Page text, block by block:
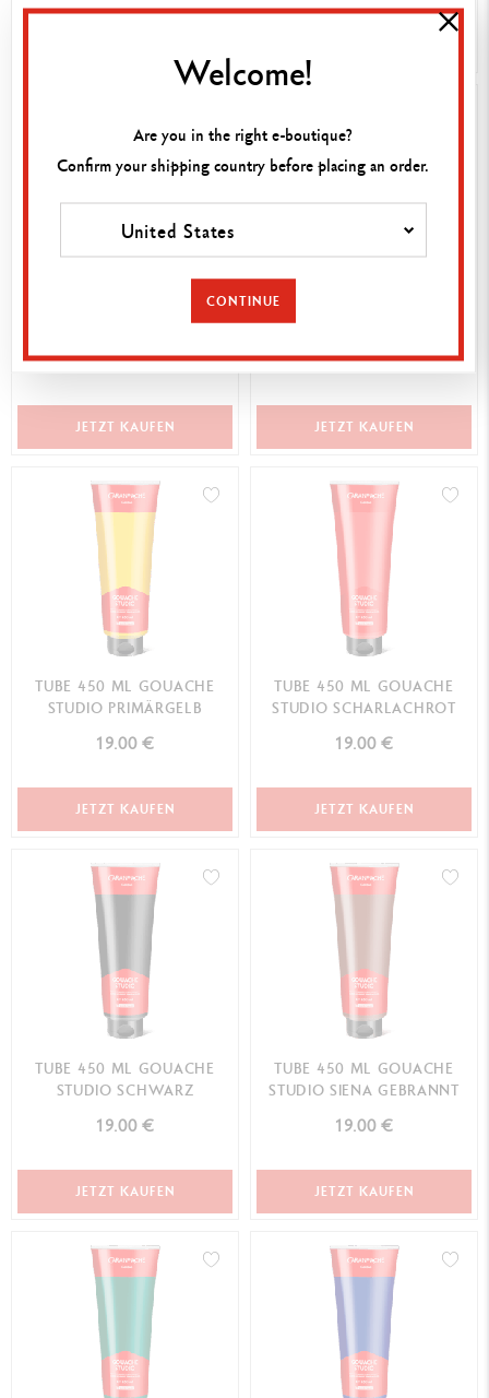
TUBE 450 ML GOUACHE
19.00 €
JETZT KAUFEN
TUBE 450 ML GOUACHE
19.00 €
JETZT KAUFEN
TUBE 450 ML GOUACHE
STUDIO PRIMÄRGELB
19.00 €
JETZT KAUFEN
TUBE 450 ML GOUACHE
STUDIO SCHARLACHROT
19.00 €
JETZT KAUFEN
TUBE 450 ML GOUACHE
STUDIO SCHWARZ
19.00 €
JETZT KAUFEN
TUBE 450 ML GOUACHE
STUDIO SIENA GEBRANNT
19.00 €
JETZT KAUFEN
Welcome!
Are you in the right e-boutique?
Confirm your shipping country before placing an order.
United States
CONTINUE